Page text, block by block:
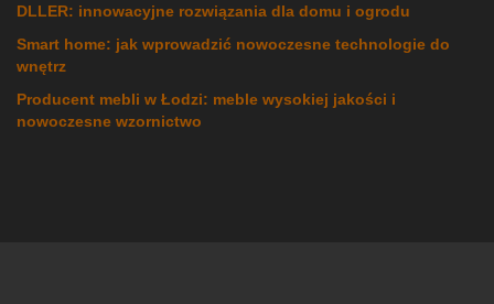
DLLER: innowacyjne rozwiązania dla domu i ogrodu
Smart home: jak wprowadzić nowoczesne technologie do
wnętrz
Producent mebli w Łodzi: meble wysokiej jakości i
nowoczesne wzornictwo